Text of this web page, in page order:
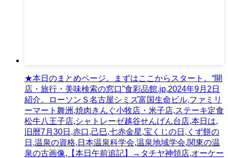
★本日のまとめページ。まずはここからスタート。“開
店・旅行・美味検索の窓口”食彩品館.jp,2024年9月2日
紹介。ローソンＳ名古屋シミズ富国生命ビル,ファミリ
ーマート舞洲,焼肉きんぐ小牧店・米子店,ステーキ定食
松牛八王子店,シャトレーゼ越谷せんげん台店,本日は,
旧暦7月30日,赤口,己巳,七赤金星,宝くじの日,くず餅の
日,温泉の資格,日本温泉科学会,温泉地域学会,関東の温
泉の古画像,【本日午前追記】→タチヤ神領店,オーケー